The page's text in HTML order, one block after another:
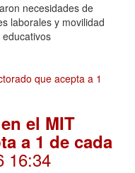
necesidades de
laborales y movilidad
el MIT
a 1 de cada
16:34